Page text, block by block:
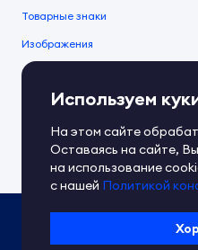
Товарные знаки
Изображения
О компании
О сервисе
Документы IPEX
Контакты
Политика IPEX по обработке ПД
Условия использования платформы
Используем
На этом сайте
Оставаясь на сайте,
на использование
с нашей Политикой